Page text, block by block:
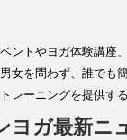
ントやヨガ体験講座
女を問わず、誰でも
レーニングを提供す
ヨガ最新ニ